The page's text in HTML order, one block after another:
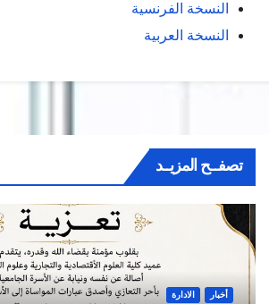
النسخة الفرنسية
النسخة العربية
تصفــح المزيــد
أخبار الادارة